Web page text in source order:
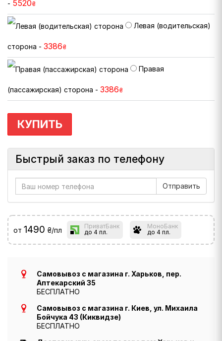
- 5520₴
Левая (водительская)
сторона - 3386₴
Правая
(пассажирская) сторона - 3386₴
КУПИТЬ
Быстрый заказ по телефону
от 1490 ₴/пл
ПриватБанк
до 4 пл.
МоноБанк
до 4 пл.
Самовывоз с магазина г. Харьков, пер.
Аптекарский 35
БЕСПЛАТНО
Самовывоз с магазина г. Киев, ул. Михаила
Бойчука 43 (Киквидзе)
БЕСПЛАТНО